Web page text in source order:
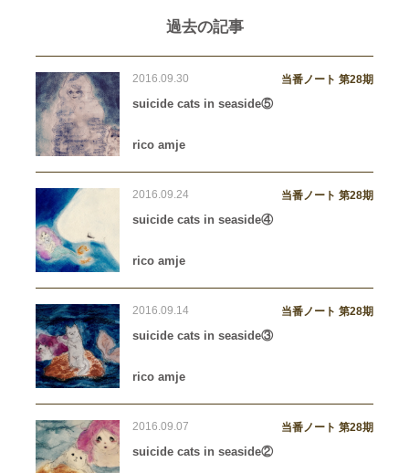
過去の記事
2016.09.30 当番ノート 第28期
suicide cats in seaside⑤
rico amje
2016.09.24 当番ノート 第28期
suicide cats in seaside④
rico amje
2016.09.14 当番ノート 第28期
suicide cats in seaside③
rico amje
2016.09.07 当番ノート 第28期
suicide cats in seaside②